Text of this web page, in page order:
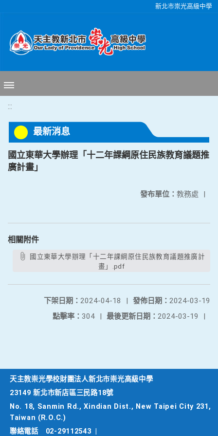
新北市崇光高級中學
:::
最新消息
國立東華大學辦理「十二年課綱原住民族教育議題推
廣計畫」
發布單位： 教務處 |
相關附件
畫」.pdf
發佈日期： 2024-03-19
下架日期： 2024-04-18
|
最後更新日期： 2024-03-19 |
點擊率： 304 |
天主教崇光學校財團法人新北市崇光高級中學
23149 新北市新店區三民路18號
No. 18, Sanmin Rd., Xindian Dist., New Taipei City 231,
Taiwan (R.O.C.)
聯絡電話
02-29112543